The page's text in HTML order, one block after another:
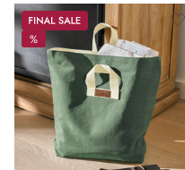
Sale
%
%